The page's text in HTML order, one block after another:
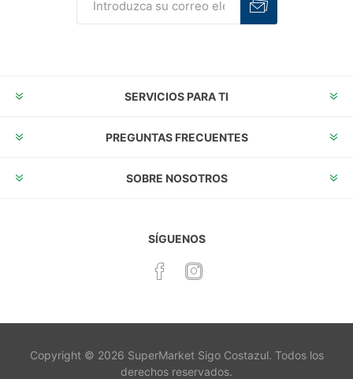
SERVICIOS PARA TI
PREGUNTAS FRECUENTES
SOBRE NOSOTROS
SÍGUENOS
Copyright © 2026 SuperMarket Sigo Costazul. Todos los
derechos reservados.